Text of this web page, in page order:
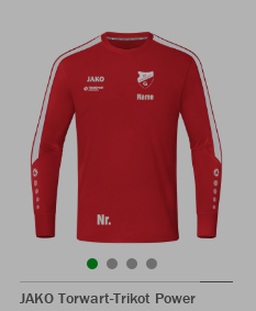
JAKO Torwart-Trikot Power